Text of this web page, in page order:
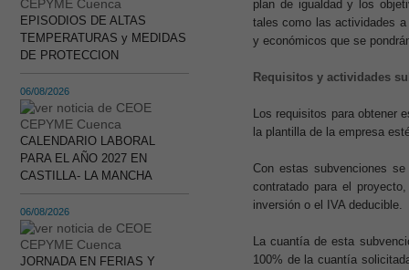
EPISODIOS DE ALTAS
TEMPERATURAS y MEDIDAS
DE PROTECCION
06/08/2026
CALENDARIO LABORAL
PARA EL AÑO 2027 EN
CASTILLA- LA MANCHA
06/08/2026
JORNADA EN FERIAS Y
plan de igualdad y los
tales como las actividades
y económicos que se
Requisitos y actividades
Los requisitos para obtener
la plantilla de la empresa
Con estas subvenciones
contratado para el
inversión o el IVA deducible.
La cuantía de esta
100% de la cuantía